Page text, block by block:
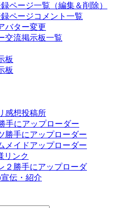
ページ一覧（編集＆削除）
ページコメント一覧
バター変更
交流掲示板一覧
板
板
感想投稿所
手にアップローダー
勝手にアップローダー
メイドアップローダー
リンク
２勝手にアップローダ
伝・紹介